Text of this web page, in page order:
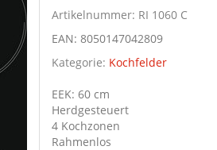
Artikelnummer: RI 1060 C
EAN: 8050147042809
Kategorie: Kochfelder
EEK: 60 cm
Herdgesteuert
4 Kochzonen
Rahmenlos